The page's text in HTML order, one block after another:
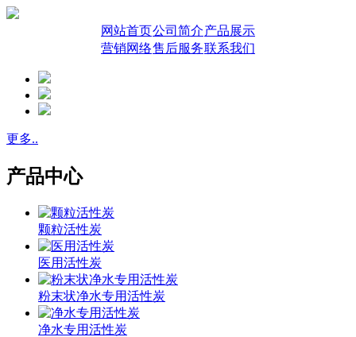
网站首页公司简介产品展示
营销网络售后服务联系我们
更多..
产品中心
颗粒活性炭
医用活性炭
粉末状净水专用活性炭
净水专用活性炭